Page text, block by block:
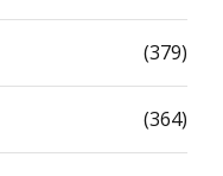
(379)
(364)